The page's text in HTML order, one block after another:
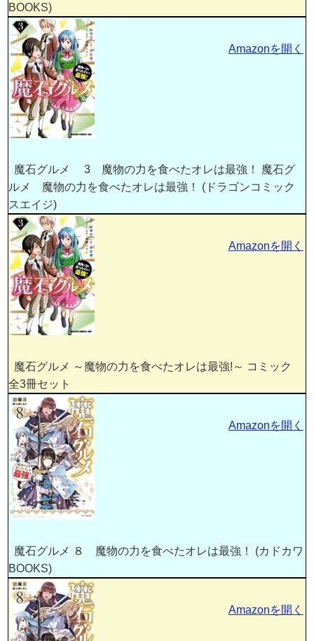
BOOKS)
魔石グルメ 3 魔物の力を食べたオレは最強！ 魔石グ
ルメ 魔物の力を食べたオレは最強！ (ドラゴンコミック
スエイジ)
Amazonを開く
魔石グルメ ～魔物の力を食べたオレは最強!～ コミック
全3冊セット
Amazonを開く
魔石グルメ ８ 魔物の力を食べたオレは最強！ (カドカワ
BOOKS)
Amazonを開く
Amazonを開く